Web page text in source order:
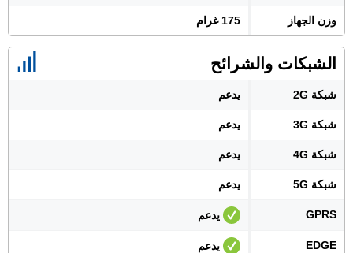
وزن الجهاز 175 غرام
الشبكات والشرائح
شبكة 2G يدعم
شبكة 3G يدعم
شبكة 4G يدعم
شبكة 5G يدعم
GPRS يدعم
EDGE يدعم